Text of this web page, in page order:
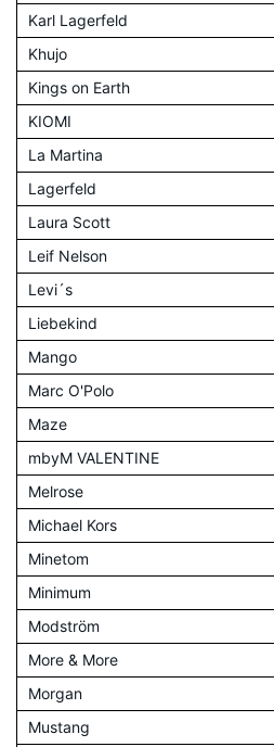
Karl Lagerfeld
Khujo
Kings on Earth
KIOMI
La Martina
Lagerfeld
Laura Scott
Leif Nelson
Levi´s
Liebekind
Mango
Marc O'Polo
Maze
mbyM VALENTINE
Melrose
Michael Kors
Minetom
Minimum
Modström
More & More
Morgan
Mustang